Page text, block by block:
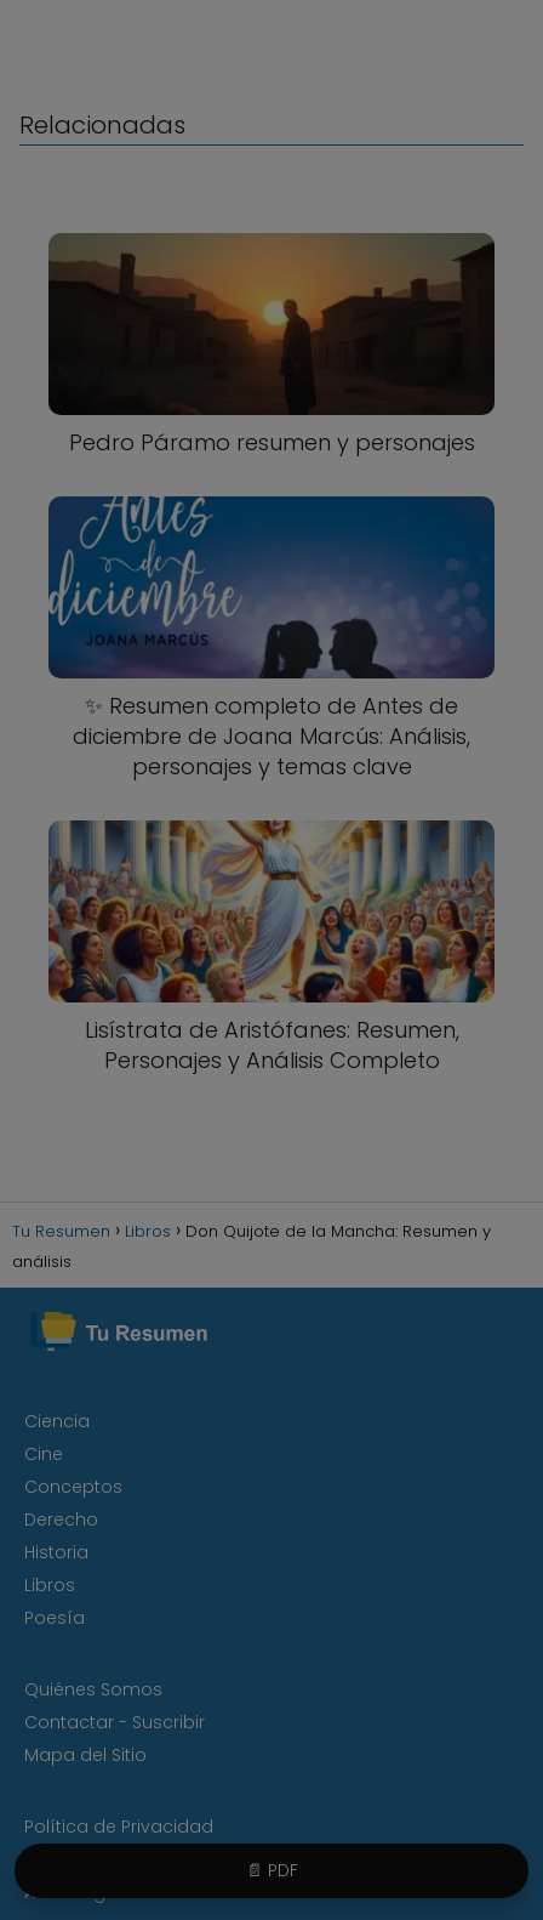
Relacionadas
Pedro Páramo resumen y personajes
✨ Resumen completo de Antes de
diciembre de Joana Marcús: Análisis,
personajes y temas clave
Lisístrata de Aristófanes: Resumen,
Personajes y Análisis Completo
Tu Resumen Libros
Don Quijote de la Mancha: Resumen y
análisis
Ciencia
Cine
Conceptos
Derecho
Historia
Libros
Poesía
Quiénes Somos
Contactar - Suscribir
Mapa del Sitio
Política de Privacidad
Aviso Legal
📄 PDF